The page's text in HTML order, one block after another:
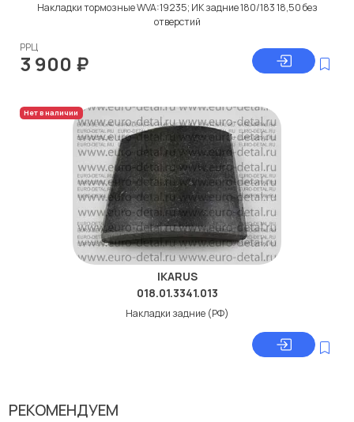
Накладки тормозные WVA:19235; ИК задние 180/183 18,50 без
отверстий
РРЦ
3 900 ₽
Нет в наличии
IKARUS
018.01.3341.013
Накладки задние (РФ)
РЕКОМЕНДУЕМ